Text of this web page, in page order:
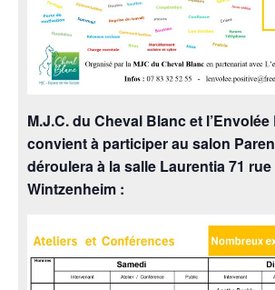
M.J.C. du Cheval Blanc et
convient à participer au salon
déroulera à la salle Laurentia 71
Wintzenheim :